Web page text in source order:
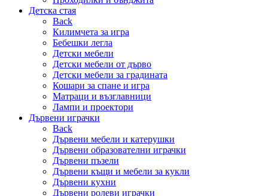
Детска стая
Back
Килимчета за игра
Бебешки легла
Детски мебели
Детски мебели от дърво
Детски мебели за градината
Кошари за спане и игра
Матраци и възглавници
Лампи и проектори
Дървени играчки
Back
Дървени мебели и катерушки
Дървени образователни играчки
Дървени пъзели
Дървени къщи и мебели за кукли
Дървени кухни
Дървени ролеви играчки